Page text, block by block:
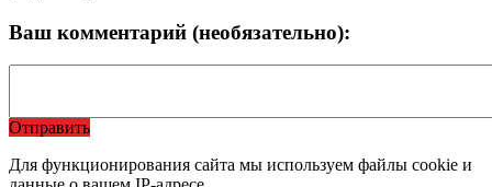
Ваш комментарий (необязательно):
Отправить
Для функционирования сайта мы используем файлы cookie и